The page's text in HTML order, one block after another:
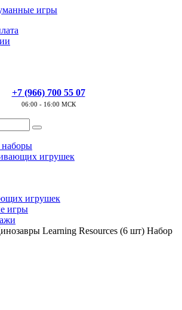
+7 (966) 700 55 07
06:00 - 16:00 МСК
игрушек
игрушек
игры
Learning Resources (6 шт) Набор